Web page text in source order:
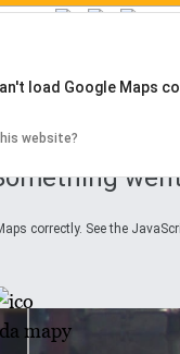
klimatu energia
correctly. See the
load Google Maps
website?
mapy